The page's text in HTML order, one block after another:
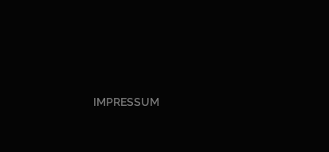
IMPRESSUM